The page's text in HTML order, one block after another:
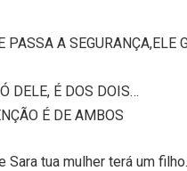
A SEGURANÇA,ELE
DELE, É DOS DOIS…
É DE AMBOS
tua mulher terá um